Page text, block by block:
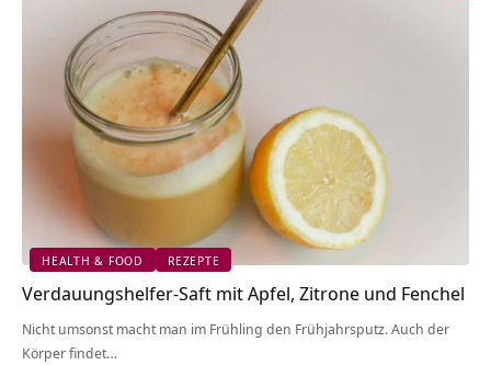
HEALTH & FOOD REZEPTE
Verdauungshelfer-Saft mit Apfel, Zitrone und Fenchel
Nicht umsonst macht man im Frühling den Frühjahrsputz. Auch der
Körper findet…